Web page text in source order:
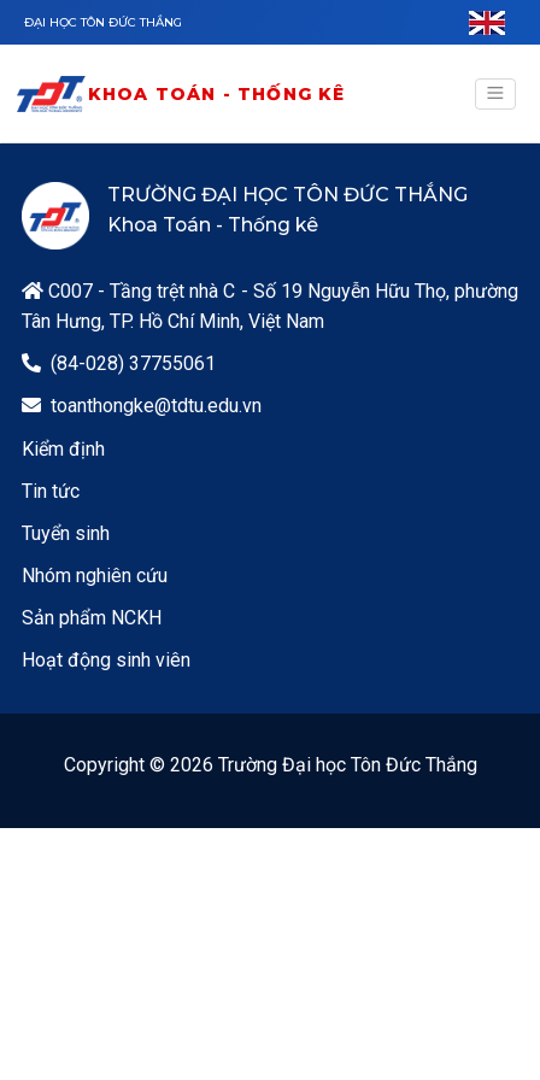
Nhảy đến nội dung
ĐẠI HỌC TÔN ĐỨC THẮNG
KHOA TOÁN - THỐNG KÊ
TRƯỜNG ĐẠI HỌC TÔN ĐỨC THẮNG
Khoa Toán - Thống kê
C007 - Tầng trệt nhà C - Số 19 Nguyễn Hữu Thọ, phường
Tân Hưng, TP. Hồ Chí Minh, Việt Nam
 (84-028) 37755061
 toanthongke@tdtu.edu.vn
Kiểm định
Tin tức
Tuyển sinh
Nhóm nghiên cứu
Sản phẩm NCKH
Hoạt động sinh viên
Copyright © 2026 Trường Đại học Tôn Đức Thắng